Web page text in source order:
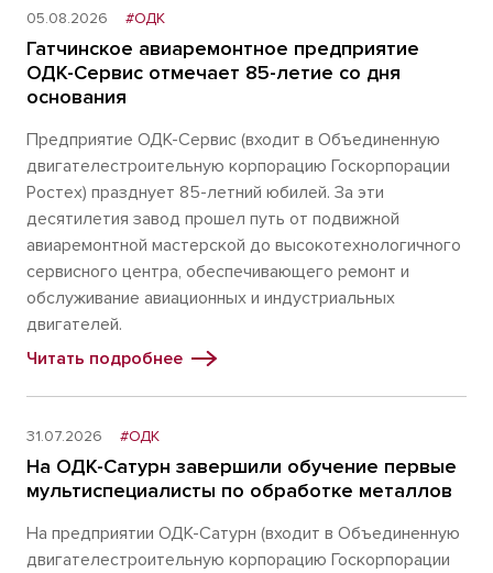
05.08.2026 #ОДК
Гатчинское авиаремонтное предприятие
ОДК-Сервис отмечает 85-летие со дня
основания
Предприятие ОДК-Сервис (входит в Объединенную
двигателестроительную корпорацию Госкорпорации
Ростех) празднует 85-летний юбилей. За эти
десятилетия завод прошел путь от подвижной
авиаремонтной мастерской до высокотехнологичного
сервисного центра, обеспечивающего ремонт и
обслуживание авиационных и индустриальных
двигателей.
Читать подробнее
31.07.2026 #ОДК
На ОДК-Сатурн завершили обучение первые
мультиспециалисты по обработке металлов
На предприятии ОДК-Сатурн (входит в Объединенную
двигателестроительную корпорацию Госкорпорации